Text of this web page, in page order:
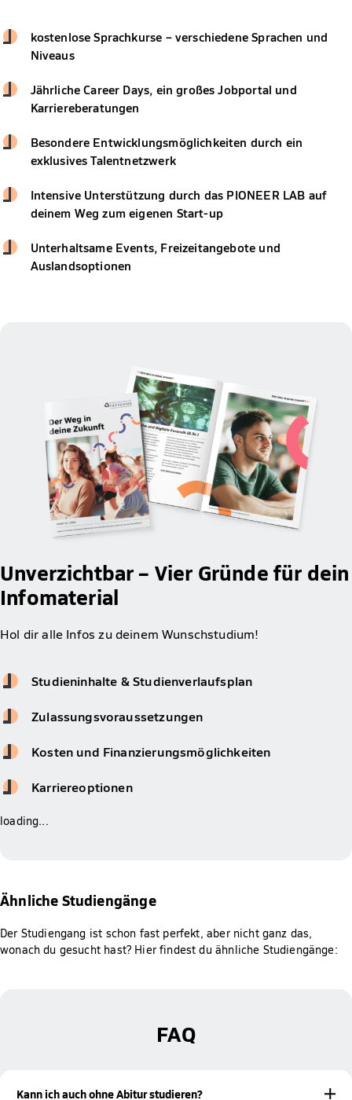
kostenlose Sprachkurse – verschiedene Sprachen und
Niveaus
Jährliche Career Days, ein großes Jobportal und
Karriereberatungen
Besondere Entwicklungsmöglichkeiten durch ein
exklusives Talentnetzwerk
Intensive Unterstützung durch das PIONEER LAB auf
deinem Weg zum eigenen Start-up
Unterhaltsame Events, Freizeitangebote und
Auslandsoptionen
Unverzichtbar – Vier Gründe für dein
Infomaterial
Hol dir alle Infos zu deinem Wunschstudium!
Studieninhalte & Studienverlaufsplan
Zulassungsvoraussetzungen
Kosten und Finanzierungsmöglichkeiten
Karriereoptionen
loading...
Ähnliche Studiengänge
Der Studiengang ist schon fast perfekt, aber nicht ganz das,
wonach du gesucht hast? Hier findest du ähnliche Studiengänge:
FAQ
Kann ich auch ohne Abitur studieren?